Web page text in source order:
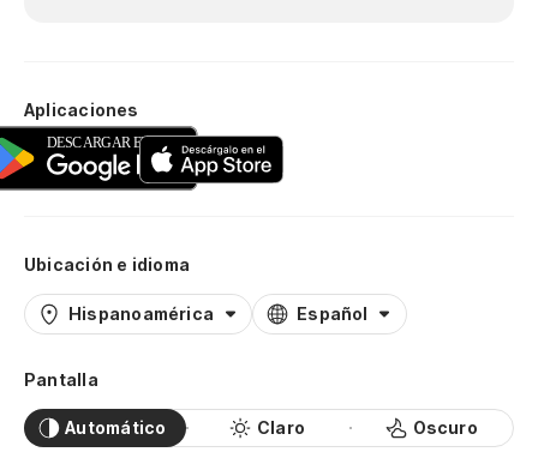
Aplicaciones
Ubicación e idioma
Hispanoamérica Español
Pantalla
Automático Claro Oscuro